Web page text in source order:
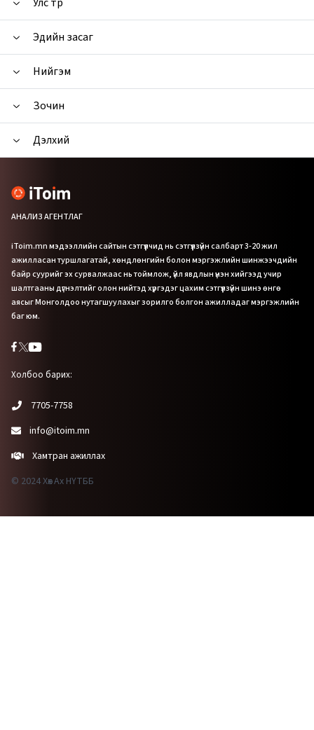
Эдийн засаг
Нийгэм
Зочин
Дэлхий
АНАЛИЗ АГЕНТЛАГ
iToim.mn мэдээллийн сайтын сэтгүүлчид нь сэтгүүлзүйн салбарт 3-20 жил
ажилласан туршлагатай, хөндлөнгийн болон мэргэжлийн шинжээчдийн
байр суурийг эх сурвалжаас нь тоймлож, үйл явдлын үнэн хийгээд учир
шалтгааны дүгнэлтийг олон нийтэд хүргэдэг цахим сэтгүүлзүйн шинэ өнгө
аясыг Монголдоо нутагшуулахыг зорилго болгон ажилладаг мэргэжлийн
баг юм.
Холбоо барих:
7705-7758
info@itoim.mn
Хамтран ажиллах
© 2024 Хөх Ах НҮТББ